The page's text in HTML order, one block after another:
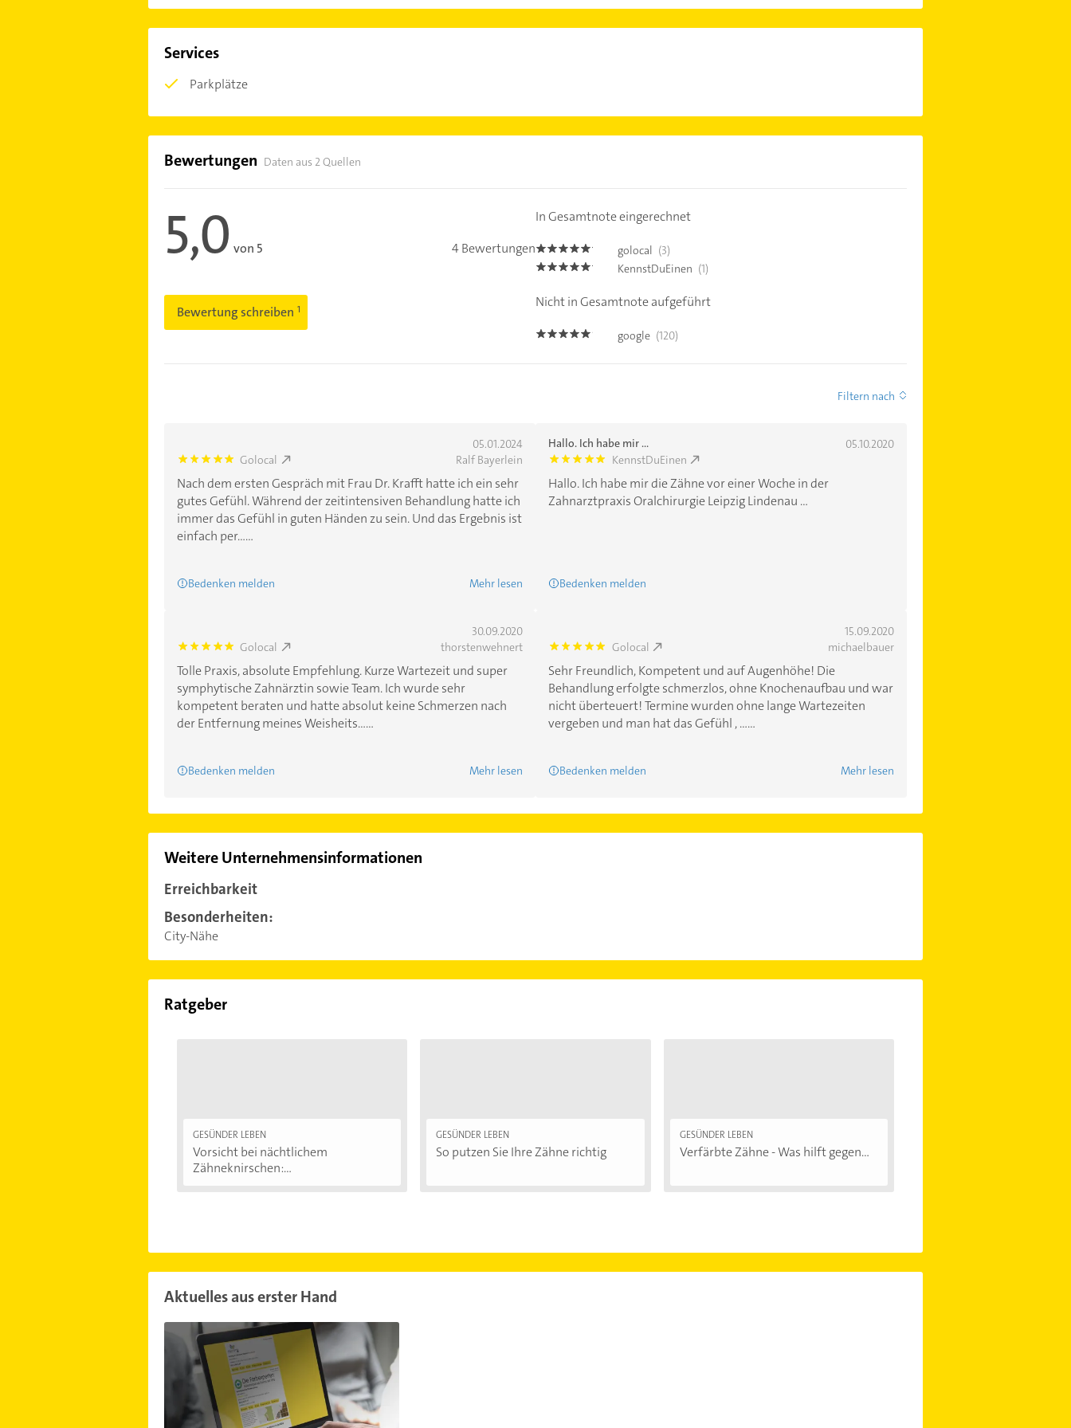
Services
Parkplätze
Bewertungen Daten aus 2 Quellen
5,0 von 5 4 Bewertungen
Bewertung schreiben
In Gesamtnote eingerechnet
5.0 golocal (3)
5.0 KennstDuEinen (1)
Nicht in Gesamtnote aufgeführt
4.8 google (120)
Filtern nach
05.01.2024
5.0 Golocal Ralf Bayerlein
Nach dem ersten Gespräch mit Frau Dr. Krafft hatte ich ein sehr
gutes Gefühl. Während der zeitintensiven Behandlung hatte ich
immer das Gefühl in guten Händen zu sein. Und das Ergebnis ist
einfach per......
Bedenken melden Mehr lesen
Hallo. Ich habe mir ... 05.10.2020
5.0 KennstDuEinen
Hallo. Ich habe mir die Zähne vor einer Woche in der
Zahnarztpraxis Oralchirurgie Leipzig Lindenau ...
Bedenken melden
30.09.2020
5.0 Golocal thorstenwehnert
Tolle Praxis, absolute Empfehlung. Kurze Wartezeit und super
symphytische Zahnärztin sowie Team. Ich wurde sehr
kompetent beraten und hatte absolut keine Schmerzen nach
der Entfernung meines Weisheits......
Bedenken melden Mehr lesen
15.09.2020
5.0 Golocal michaelbauer
Sehr Freundlich, Kompetent und auf Augenhöhe! Die
Behandlung erfolgte schmerzlos, ohne Knochenaufbau und war
nicht überteuert! Termine wurden ohne lange Wartezeiten
vergeben und man hat das Gefühl , ......
Bedenken melden Mehr lesen
Weitere Unternehmensinformationen
Erreichbarkeit
Besonderheiten:
City-Nähe
Ratgeber
GESÜNDER LEBEN
Vorsicht bei nächtlichem
Zähneknirschen:...
GESÜNDER LEBEN
So putzen Sie Ihre Zähne richtig
GESÜNDER LEBEN
Verfärbte Zähne - Was hilft gegen...
Aktuelles aus erster Hand